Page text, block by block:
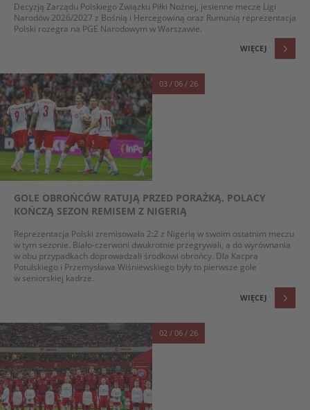
Decyzją Zarządu Polskiego Związku Piłki Nożnej, jesienne mecze Ligi
Narodów 2026/2027 z Bośnią i Hercegowiną oraz Rumunią reprezentacja
Polski rozegra na PGE Narodowym w Warszawie.
WIĘCEJ
03 / 06 / 26
GOLE OBROŃCÓW RATUJĄ PRZED PORAŻKĄ. POLACY
KOŃCZĄ SEZON REMISEM Z NIGERIĄ
Reprezentacja Polski zremisowała 2:2 z Nigerią w swoim ostatnim meczu
w tym sezonie. Biało-czerwoni dwukrotnie przegrywali, a do wyrównania
w obu przypadkach doprowadzali środkowi obrońcy. Dla Kacpra
Potulskiego i Przemysława Wiśniewskiego były to pierwsze gole
w seniorskiej kadrze.
WIĘCEJ
02 / 06 / 26